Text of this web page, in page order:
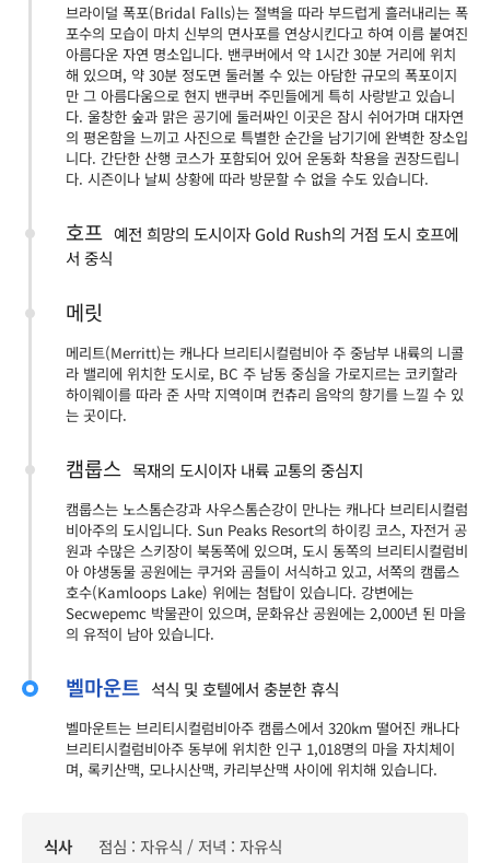
브라이덜 폭포(Bridal Falls)는 절벽을 따라 부드럽게 흘러내리는 폭
포수의 모습이 마치 신부의 면사포를 연상시킨다고 하여 이름 붙여진
아름다운 자연 명소입니다. 밴쿠버에서 약 1시간 30분 거리에 위치
해 있으며, 약 30분 정도면 둘러볼 수 있는 아담한 규모의 폭포이지
만 그 아름다움으로 현지 밴쿠버 주민들에게 특히 사랑받고 있습니
다. 울창한 숲과 맑은 공기에 둘러싸인 이곳은 잠시 쉬어가며 대자연
의 평온함을 느끼고 사진으로 특별한 순간을 남기기에 완벽한 장소입
니다. 간단한 산행 코스가 포함되어 있어 운동화 착용을 권장드립니
다. 시즌이나 날씨 상황에 따라 방문할 수 없을 수도 있습니다.
호프 예전 희망의 도시이자 Gold Rush의 거점 도시 호프에
서 중식
메릿
메리트(Merritt)는 캐나다 브리티시컬럼비아 주 중남부 내륙의 니콜
라 밸리에 위치한 도시로, BC 주 남동 중심을 가로지르는 코키할라
하이웨이를 따라 준 사막 지역이며 컨츄리 음악의 향기를 느낄 수 있
는 곳이다.
캠룹스 목재의 도시이자 내륙 교통의 중심지
캠룹스는 노스톰슨강과 사우스톰슨강이 만나는 캐나다 브리티시컬럼
비아주의 도시입니다. Sun Peaks Resort의 하이킹 코스, 자전거 공
원과 수많은 스키장이 북동쪽에 있으며, 도시 동쪽의 브리티시컬럼비
아 야생동물 공원에는 쿠거와 곰들이 서식하고 있고, 서쪽의 캠룹스
호수(Kamloops Lake) 위에는 첨탑이 있습니다. 강변에는
Secwepemc 박물관이 있으며, 문화유산 공원에는 2,000년 된 마을
의 유적이 남아 있습니다.
벨마운트 석식 및 호텔에서 충분한 휴식
벨마운트는 브리티시컬럼비아주 캠룹스에서 320km 떨어진 캐나다
브리티시컬럼비아주 동부에 위치한 인구 1,018명의 마을 자치체이
며, 록키산맥, 모나시산맥, 카리부산맥 사이에 위치해 있습니다.
식사
점심 : 자유식 / 저녁 : 자유식